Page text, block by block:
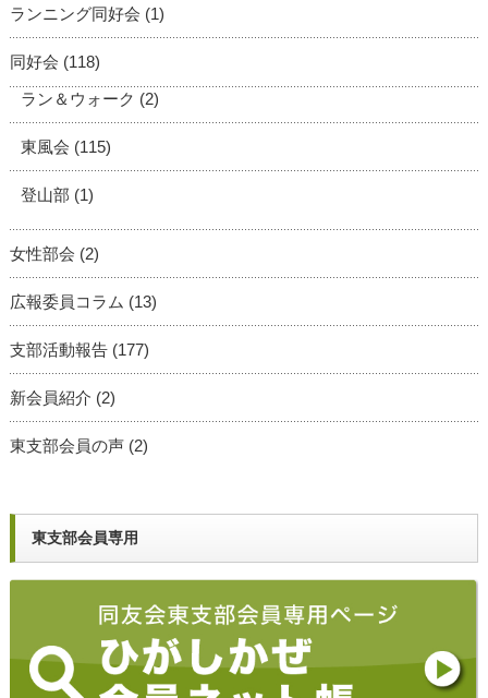
ランニング同好会 (1)
同好会 (118)
ラン＆ウォーク (2)
東風会 (115)
登山部 (1)
女性部会 (2)
広報委員コラム (13)
支部活動報告(177)
新会員紹介 (2)
東支部会員の声(2)
東支部会員専用